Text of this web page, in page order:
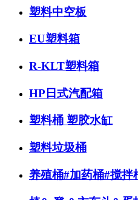
塑料中空板
EU塑料箱
R-KLT塑料箱
HP日式汽配箱
塑料桶 塑胶水缸
塑料垃圾桶
养殖桶#加药桶#搅拌